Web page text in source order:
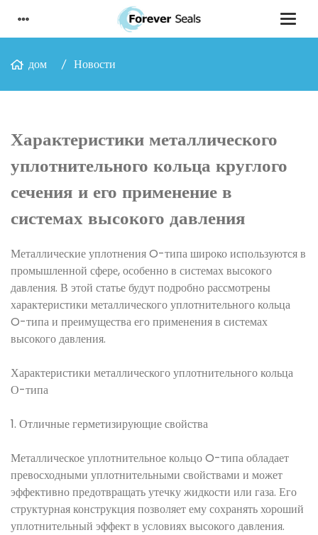
дом Новости
Характеристики металлического
уплотнительного кольца круглого
сечения и его применение в
системах высокого давления
Металлические уплотнения O-типа широко используются в
промышленной сфере, особенно в системах высокого
давления. В этой статье будут подробно рассмотрены
характеристики металлического уплотнительного кольца
O-типа и преимущества его применения в системах
высокого давления.
Характеристики металлического уплотнительного кольца
О-типа
1. Отличные герметизирующие свойства
Металлическое уплотнительное кольцо O-типа обладает
превосходными уплотнительными свойствами и может
эффективно предотвращать утечку жидкости или газа. Его
структурная конструкция позволяет ему сохранять хороший
уплотнительный эффект в условиях высокого давления.